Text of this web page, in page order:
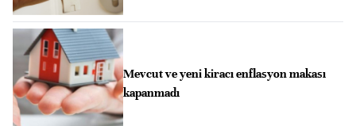
Mevcut ve yeni kiracı enflasyon makası
kapanmadı